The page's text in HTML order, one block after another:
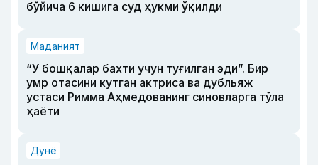
бўйича 6 кишига суд ҳукми ўқилди
Маданият
“У бошқалар бахти учун туғилган эди”. Бир
умр отасини кутган актриса ва дубльяж
устаси Римма Аҳмедованинг синовларга тўла
ҳаёти
Дунё